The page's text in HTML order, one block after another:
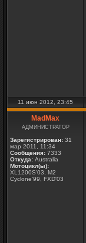
11 июн 2012, 23:45
MadMax
АДМИНИСТРАТОР
Зарегистрирован: 31
мар 2011, 11:34
Сообщения: 7333
Откуда: Australia
Мотоцикл(ы):
XL1200S'03, M2
Cyclone'99, FXD'03